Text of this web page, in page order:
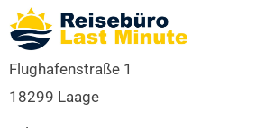
Flughafenstraße 1
18299 Laage